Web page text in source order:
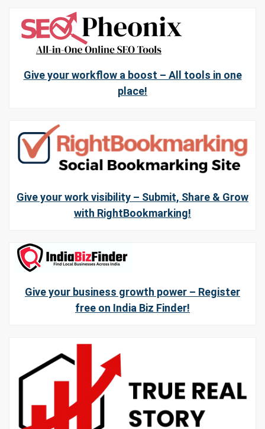
Give your workflow a boost – All tools in one
place!
Give your work visibility – Submit, Share & Grow
with RightBookmarking!
Give your business growth power – Register
free on India Biz Finder!